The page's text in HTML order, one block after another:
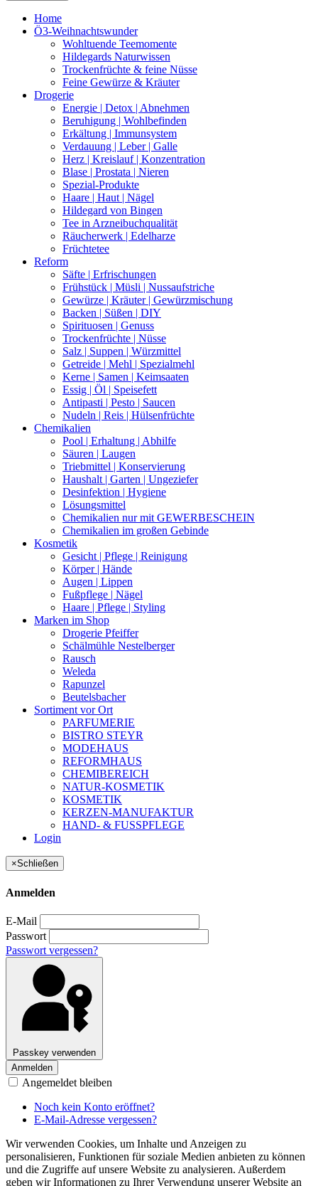
Home
Ö3-Weihnachtswunder
Wohltuende Teemomente
Hildegards Naturwissen
Trockenfrüchte & feine Nüsse
Feine Gewürze & Kräuter
Drogerie
Energie | Detox | Abnehmen
Beruhigung | Wohlbefinden
Erkältung | Immunsystem
Verdauung | Leber | Galle
Herz | Kreislauf | Konzentration
Blase | Prostata | Nieren
Spezial-Produkte
Haare | Haut | Nägel
Hildegard von Bingen
Tee in Arzneibuchqualität
Räucherwerk | Edelharze
Früchtetee
Reform
Säfte | Erfrischungen
Frühstück | Müsli | Nussaufstriche
Gewürze | Kräuter | Gewürzmischung
Backen | Süßen | DIY
Spirituosen | Genuss
Trockenfrüchte | Nüsse
Salz | Suppen | Würzmittel
Getreide | Mehl | Spezialmehl
Kerne | Samen | Keimsaaten
Essig | Öl | Speisefett
Antipasti | Pesto | Saucen
Nudeln | Reis | Hülsenfrüchte
Chemikalien
Pool | Erhaltung | Abhilfe
Säuren | Laugen
Triebmittel | Konservierung
Haushalt | Garten | Ungeziefer
Desinfektion | Hygiene
Lösungsmittel
Chemikalien nur mit GEWERBESCHEIN
Chemikalien im großen Gebinde
Kosmetik
Gesicht | Pflege | Reinigung
Körper | Hände
Augen | Lippen
Fußpflege | Nägel
Haare | Pflege | Styling
Marken im Shop
Drogerie Pfeiffer
Schälmühle Nestelberger
Rausch
Weleda
Rapunzel
Beutelsbacher
Sortiment vor Ort
PARFUMERIE
BISTRO STEYR
MODEHAUS
REFORMHAUS
CHEMIBEREICH
NATUR-KOSMETIK
KOSMETIK
KERZEN-MANUFAKTUR
HAND- & FUSSPFLEGE
Login
×Schließen
Anmelden
E-Mail
Passwort
Passwort vergessen?
Passkey verwenden
Anmelden
Angemeldet bleiben
Noch kein Konto eröffnet?
E-Mail-Adresse vergessen?
Wir verwenden Cookies, um Inhalte und Anzeigen zu
personalisieren, Funktionen für soziale Medien anbieten zu können
und die Zugriffe auf unsere Website zu analysieren. Außerdem
geben wir Informationen zu Ihrer Verwendung unserer Website an